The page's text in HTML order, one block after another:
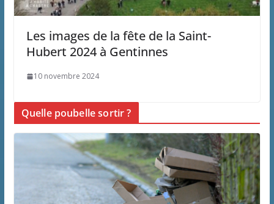
Les images de la fête de la Saint-
Hubert 2024 à Gentinnes
10 novembre 2024
Quelle poubelle sortir ?